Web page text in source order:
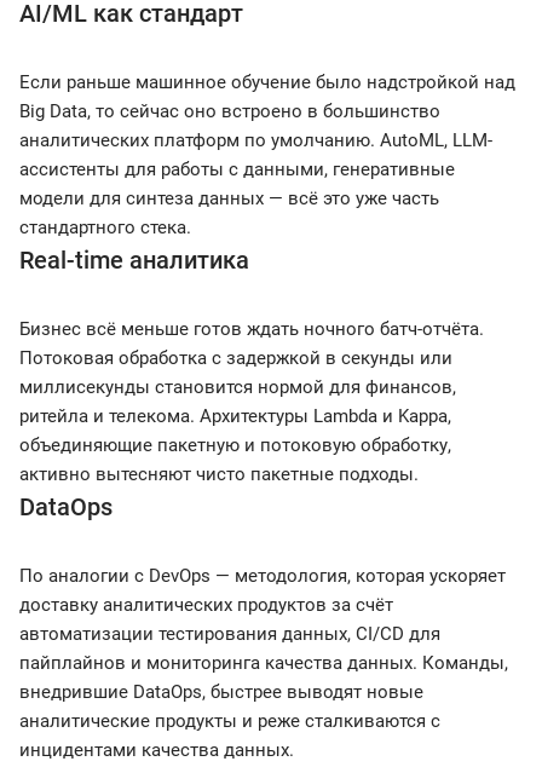
AI/ML как стандарт
Если раньше машинное обучение было надстройкой над
Big Data, то сейчас оно встроено в большинство
аналитических платформ по умолчанию. AutoML, LLM-
ассистенты для работы с данными, генеративные
модели для синтеза данных — всё это уже часть
стандартного стека.
Real-time аналитика
Бизнес всё меньше готов ждать ночного батч-отчёта.
Потоковая обработка с задержкой в секунды или
миллисекунды становится нормой для финансов,
ритейла и телекома. Архитектуры Lambda и Kappa,
объединяющие пакетную и потоковую обработку,
активно вытесняют чисто пакетные подходы.
DataOps
По аналогии с DevOps — методология, которая ускоряет
доставку аналитических продуктов за счёт
автоматизации тестирования данных, CI/CD для
пайплайнов и мониторинга качества данных. Команды,
внедрившие DataOps, быстрее выводят новые
аналитические продукты и реже сталкиваются с
инцидентами качества данных.